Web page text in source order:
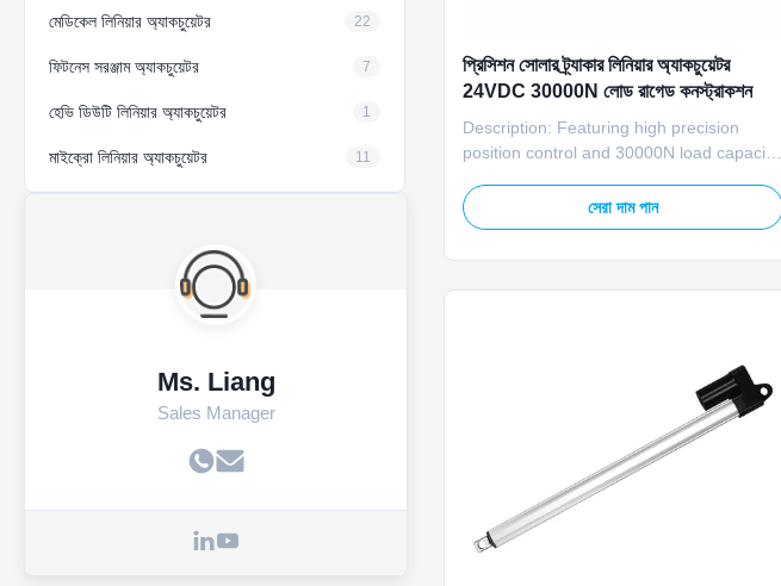
মেডিকেল লিনিয়ার অ্যাকচুয়েটর 22
ফিটনেস সরঞ্জাম অ্যাকচুয়েটর 7
হেভি ডিউটি ​​লিনিয়ার অ্যাকচুয়েটর 1
মাইক্রো লিনিয়ার অ্যাকচুয়েটর 11
Ms. Liang
Sales Manager
প্রিসিশন সোলার ট্র্যাকার লিনিয়ার অ্যাকচুয়েটর
24VDC 30000N লোড রাগেড কনস্ট্রাকশন
Description: Featuring high precision
position control and 30000N load capacity,
reliable linear motion for solar tracking
devices. It ensures consistent and
সেরা দাম পান